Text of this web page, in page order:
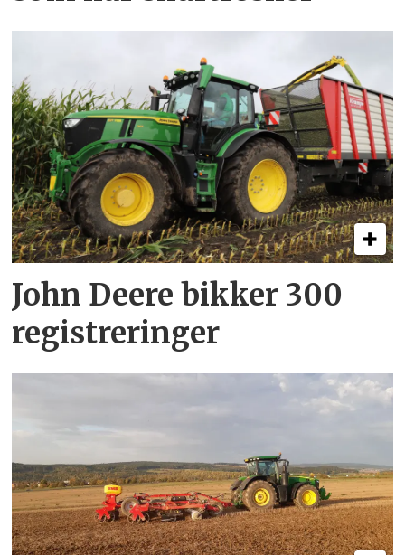
John Deere bikker 300
registreringer